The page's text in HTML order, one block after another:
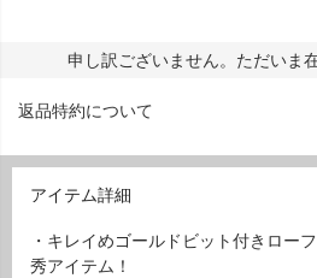
申し訳ございません。ただいま
返品特約について
アイテム詳細
・キレイめゴールドビット付きロー
秀アイテム！